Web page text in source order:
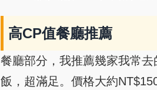
高CP值餐廳推薦
餐廳部分，我推薦幾家我常
飯，超滿足。價格大約